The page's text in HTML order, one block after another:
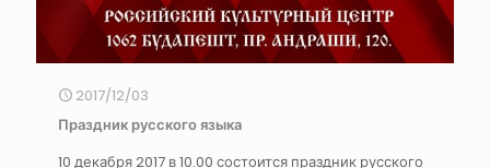
2017/12/03
Праздник русского языка
10 декабря 2017 в 10.00 состоится праздник русского